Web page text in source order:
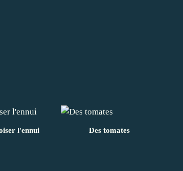
l'ennui Des tomates